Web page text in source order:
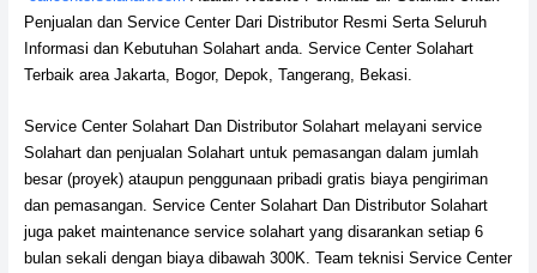
Penjualan dan Service Center Dari Distributor Resmi Serta Seluruh
Informasi dan Kebutuhan Solahart anda. Service Center Solahart
Terbaik area Jakarta, Bogor, Depok, Tangerang, Bekasi.
Service Center Solahart Dan Distributor Solahart melayani service
Solahart dan penjualan Solahart untuk pemasangan dalam jumlah
besar (proyek) ataupun penggunaan pribadi gratis biaya pengiriman
dan pemasangan. Service Center Solahart Dan Distributor Solahart
juga paket maintenance service solahart yang disarankan setiap 6
bulan sekali dengan biaya dibawah 300K. Team teknisi Service Center